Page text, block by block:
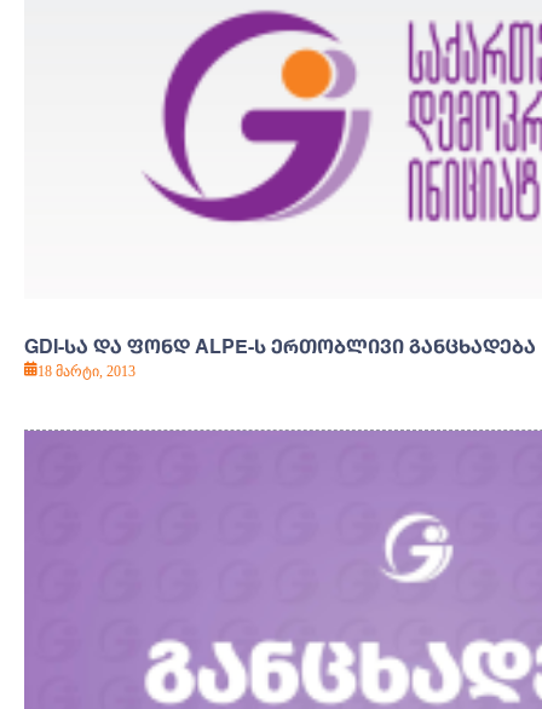
GDI-ᲡᲐ ᲓᲐ ᲤᲝᲜᲓ ALPE-Ს ᲔᲠᲗᲝᲑᲚᲘᲕᲘ ᲒᲐᲜᲪᲮᲐᲓᲔᲑᲐ
18 მარტი, 2013